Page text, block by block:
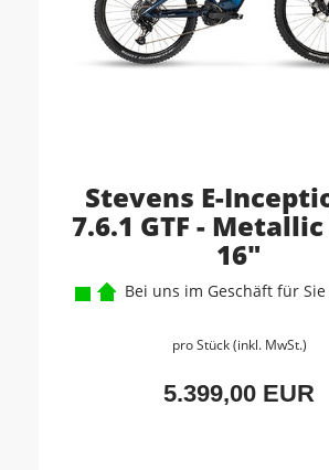
Stevens E-
7.6.1 GTF -
16"
Bei uns im Geschäft für
pro Stück (inkl. MwSt.)
5.399,00 EUR